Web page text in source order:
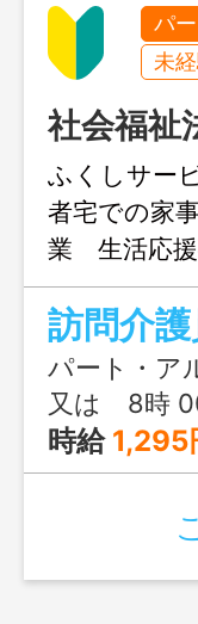
パ
未
社会福
ふくしサ
者宅での家
業 生活応
市町村（大
市） 借り
軽自動車
更の範囲：
パート・ア
又は 8時
時給 1,295